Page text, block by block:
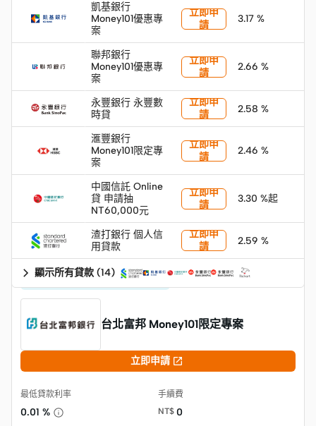
凱基銀行
Money101優惠專
案
立即申
請
3.17 %
聯邦銀行
Money101優惠專
案
立即申
請
2.66 %
永豐銀行 永豐數
時貸
立即申
請
2.58 %
滙豐銀行
Money101限定專
案
立即申
請
2.46 %
中國信託 Online
貸 申請抽
NT60,000元
立即申
請
3.30 %起
渣打銀行 個人信
用貸款
立即申
請
2.59 %
顯示所有貸款 (14)
💵 線上簽約最快10分鐘撥款! 💵
台北富邦 Money101限定專案
立即申請 
最低貸款利率
0.01 %
手續費
NT$ 0